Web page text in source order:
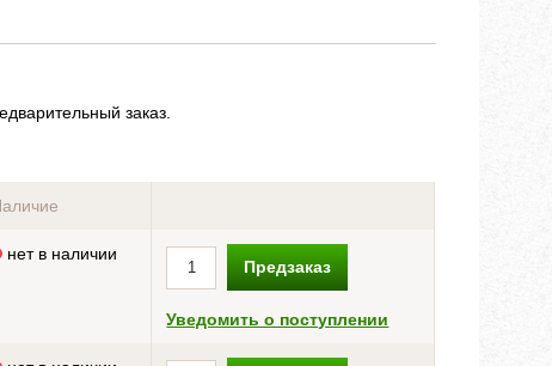
заказ.
нет в наличии
Предзаказ
Уведомить о поступлении